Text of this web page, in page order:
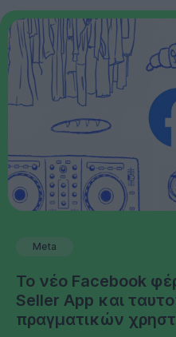
Meta
Το νέο Facebook
Seller App και
πραγματικών